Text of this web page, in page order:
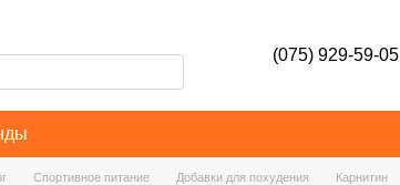
(075) 929-59-05
Спортивное питание Добавки для похудения Карнитин